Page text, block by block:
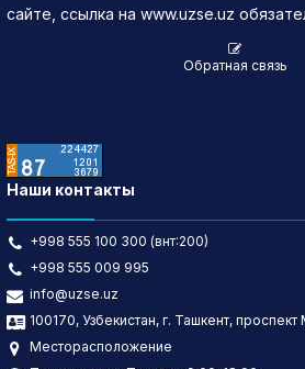
сайте, ссылка на www.uzse.uz
Обратная связь
Наши контакты
+998 555 100 300 (внт:200)
+998 555 009 995
info@uzse.uz
100170, Узбекистан, г. Ташкент, проспект
Месторасположение